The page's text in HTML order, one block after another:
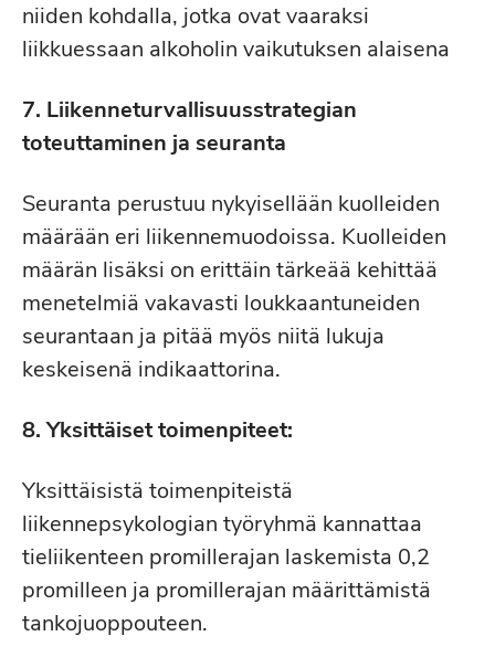
niiden kohdalla, jotka ovat vaaraksi
liikkuessaan alkoholin vaikutuksen alaisena
7. Liikenneturvallisuusstrategian
toteuttaminen ja seuranta
Seuranta perustuu nykyisellään kuolleiden
määrään eri liikennemuodoissa. Kuolleiden
määrän lisäksi on erittäin tärkeää kehittää
menetelmiä vakavasti loukkaantuneiden
seurantaan ja pitää myös niitä lukuja
keskeisenä indikaattorina.
8. Yksittäiset toimenpiteet:
Yksittäisistä toimenpiteistä
liikennepsykologian työryhmä kannattaa
tieliikenteen promillerajan laskemista 0,2
promilleen ja promillerajan määrittämistä
tankojuoppouteen.